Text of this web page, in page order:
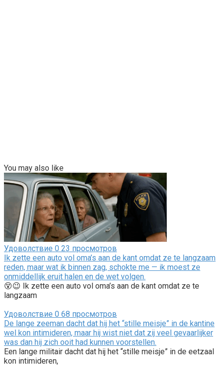
You may also like
Удоволствие 0 23 просмотров
Ik zette een auto vol oma’s aan de kant omdat ze te langzaam
reden, maar wat ik binnen zag, schokte me — ik moest ze
onmiddellijk eruit halen en de wet volgen.
😵😉 Ik zette een auto vol oma’s aan de kant omdat ze te
langzaam
Удоволствие 0 68 просмотров
De lange zeeman dacht dat hij het “stille meisje” in de kantine
wel kon intimideren, maar hij wist niet dat zij veel gevaarlijker
was dan hij zich ooit had kunnen voorstellen.
Een lange militair dacht dat hij het “stille meisje” in de eetzaal
kon intimideren,